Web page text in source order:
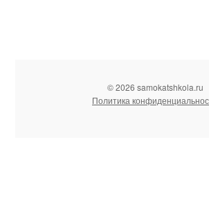
© 2026 samokatshkola.ru
Политика